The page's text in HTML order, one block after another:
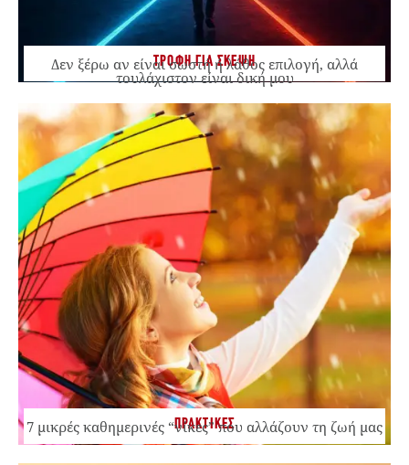
ΤΡΟΦΗ ΓΙΑ ΣΚΕΨΗ
Δεν ξέρω αν είναι σωστή ή λάθος επιλογή, αλλά
τουλάχιστον είναι δική μου
ΠΡΑΚΤΙΚΕΣ
7 μικρές καθημερινές “νίκες” που αλλάζουν τη ζωή μας